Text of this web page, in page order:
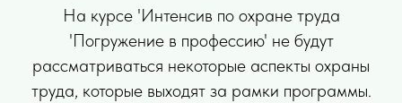
На курсе 'Интенсив по охране труда
'Погружение в профессию' не будут
рассматриваться некоторые аспекты охраны
труда, которые выходят за рамки программы.